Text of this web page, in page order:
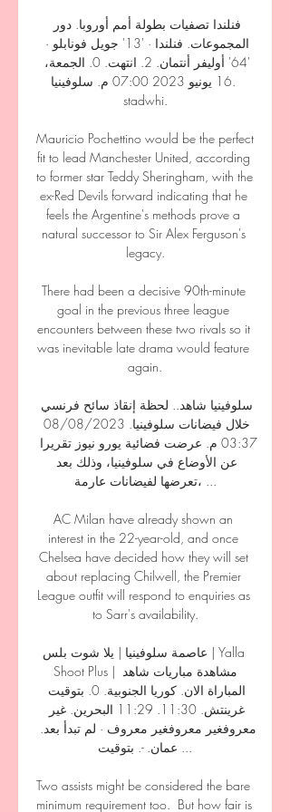
16 يونيو 2023 07:00 م. سلوفينيا.
stadwhi.
Mauricio Pochettino would be the perfect
fit to lead Manchester United, according
to former star Teddy Sheringham, with the
ex-Red Devils forward indicating that he
feels the Argentine's methods prove a
natural successor to Sir Alex Ferguson's
legacy.
There had been a decisive 90th-minute
goal in the previous three league
encounters between these two rivals so it
was inevitable late drama would feature
again.
تعرضها لفيضانات عارمة، ...
AC Milan have already shown an
interest in the 22-year-old, and once
Chelsea have decided how they will set
about replacing Chilwell, the Premier
League outfit will respond to enquiries as
to Sarr's availability.
عاصمة سلوفينيا | يلا شوت بلس | Yalla
Shoot Plus | مشاهدة مباريات شاهد
عمان. -. بتوقيت ...
Two assists might be considered the bare
minimum requirement too.  But how fair is